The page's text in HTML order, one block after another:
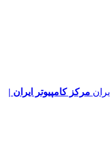
مرکز کامپیوتر ایران |